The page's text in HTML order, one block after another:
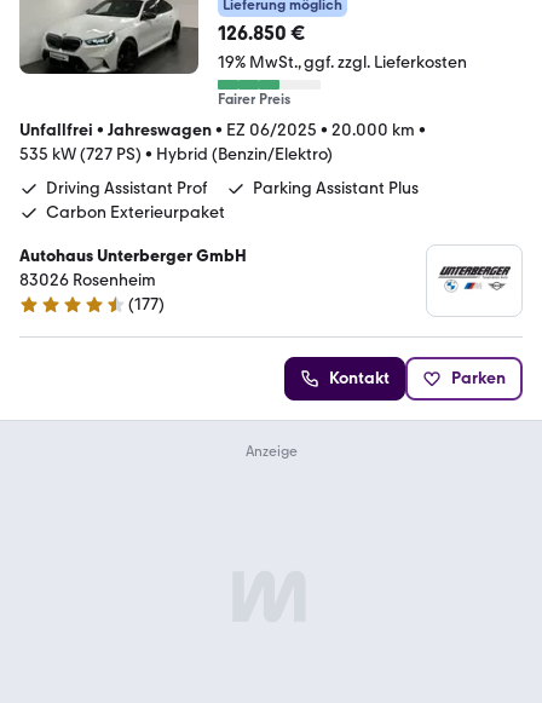
Lieferung möglich
126.850 €
19% MwSt. ggf. zzgl. Lieferkosten
Fairer Preis
Unfallfrei • Jahreswagen• EZ 06/2025 • 20.000 km •
535 kW (727 PS) • Hybrid (Benzin/Elektro)
Driving Assistant Prof
Parking Assistant Plus
Carbon Exterieurpaket
Autohaus Unterberger GmbH
83026 Rosenheim
4.4 Sterne
(177)
Kontakt Parken